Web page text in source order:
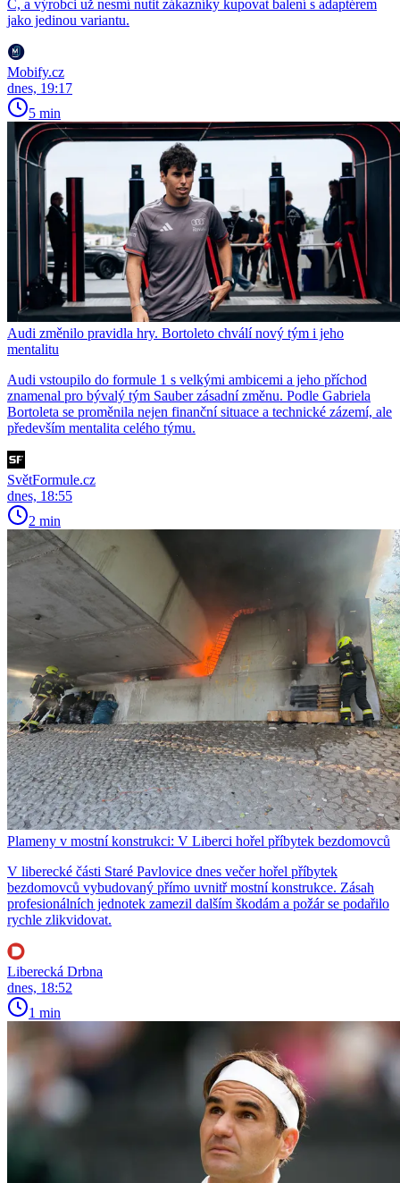
C, a výrobci už nesmí nutit zákazníky kupovat balení s adaptérem
jako jedinou variantu.
Mobify.cz
dnes, 19:17
5 min
Audi změnilo pravidla hry. Bortoleto chválí nový tým i jeho
mentalitu
Audi vstoupilo do formule 1 s velkými ambicemi a jeho příchod
znamenal pro bývalý tým Sauber zásadní změnu. Podle Gabriela
Bortoleta se proměnila nejen finanční situace a technické zázemí, ale
především mentalita celého týmu.
SvětFormule.cz
dnes, 18:55
2 min
Plameny v mostní konstrukci: V Liberci hořel příbytek bezdomovců
V liberecké části Staré Pavlovice dnes večer hořel příbytek
bezdomovců vybudovaný přímo uvnitř mostní konstrukce. Zásah
profesionálních jednotek zamezil dalším škodám a požár se podařilo
rychle zlikvidovat.
Liberecká Drbna
dnes, 18:52
1 min